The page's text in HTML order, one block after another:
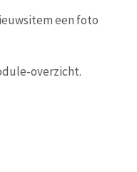
een foto
overzicht.